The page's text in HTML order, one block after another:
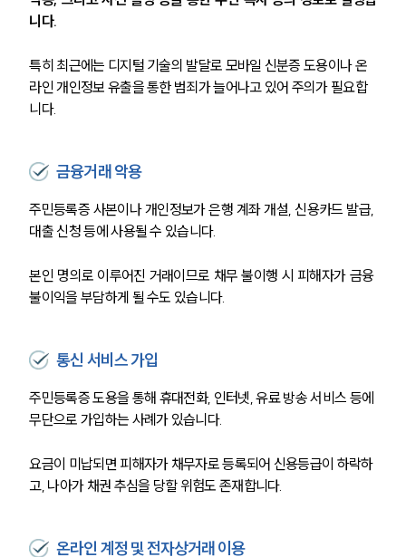
니다.
특히 최근에는 디지털 기술의 발달로 모바일 신분증 도용이나 온
라인 개인정보 유출을 통한 범죄가 늘어나고 있어 주의가 필요합
니다.
금융거래 악용
주민등록증 사본이나 개인정보가 은행 계좌 개설, 신용카드 발급,
대출 신청 등에 사용될 수 있습니다.
본인 명의로 이루어진 거래이므로 채무 불이행 시 피해자가 금융
불이익을 부담하게 될 수도 있습니다.
통신 서비스 가입
주민등록증 도용을 통해 휴대전화, 인터넷, 유료 방송 서비스 등에
무단으로 가입하는 사례가 있습니다.
요금이 미납되면 피해자가 채무자로 등록되어 신용등급이 하락하
고, 나아가 채권 추심을 당할 위험도 존재합니다.
온라인 계정 및 전자상거래 이용